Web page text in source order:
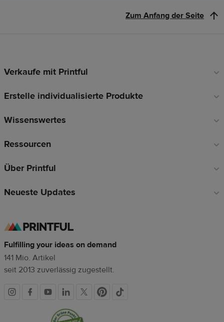
Zum Anfang der Seite
Fußzeilen-
Verkaufe mit Printful
Erstelle individualisierte Produkte
Wissenswertes
Ressourcen
Über Printful
Neueste Updates
Fulfilling your ideas on demand
141 Mio. Artikel
seit 2013 zuverlässig zugestellt.
Soziale
Vertrauenssiegel